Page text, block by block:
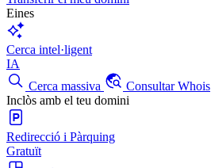
Eines
Cerca intel·ligent
IA
Cerca massiva
Consultar Whois
Inclòs amb el teu domini
Redirecció i Pàrquing
Gratuït